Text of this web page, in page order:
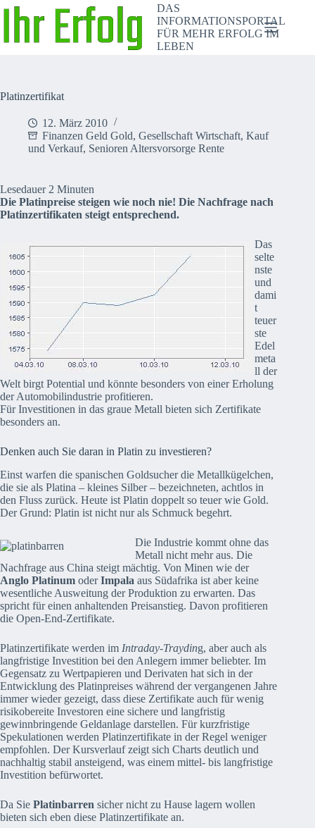
Zum
Inhalt
DAS
INFORMATIONSPORTAL
FÜR MEHR ERFOLG IM
LEBEN
Platinzertifikat
12. März 2010
Finanzen Geld Gold, Gesellschaft Wirtschaft, Kauf
und Verkauf, Senioren Altersvorsorge Rente
Lesedauer 2 Minuten
Die Platinpreise steigen wie noch nie! Die Nachfrage nach
Platinzertifikaten steigt entsprechend.
Das
selte
nste
und
dami
t
teuer
ste
Edel
meta
ll der
Welt birgt Potential und könnte besonders von einer Erholung
der Automobilindustrie profitieren.
Für Investitionen in das graue Metall bieten sich Zertifikate
besonders an.
Denken auch Sie daran in Platin zu investieren?
Einst warfen die spanischen Goldsucher die Metallkügelchen,
die sie als Platina – kleines Silber – bezeichneten, achtlos in
den Fluss zurück. Heute ist Platin doppelt so teuer wie Gold.
Der Grund: Platin ist nicht nur als Schmuck begehrt.
Die Industrie kommt ohne das
Metall nicht mehr aus. Die
Nachfrage aus China steigt mächtig. Von Minen wie der
Anglo Platinum oderImpala aus Südafrika ist aber keine
wesentliche Ausweitung der Produktion zu erwarten. Das
spricht für einen anhaltenden Preisanstieg. Davon profitieren
die Open-End-Zertifikate.
Platinzertifikate werden im Intraday-Trayding, aber auch als
langfristige Investition bei den Anlegern immer beliebter. Im
Gegensatz zu Wertpapieren und Derivaten hat sich in der
Entwicklung des Platinpreises während der vergangenen Jahre
immer wieder gezeigt, dass diese Zertifikate auch für wenig
risikobereite Investoren eine sichere und langfristig
gewinnbringende Geldanlage darstellen. Für kurzfristige
Spekulationen werden Platinzertifikate in der Regel weniger
empfohlen. Der Kursverlauf zeigt sich Charts deutlich und
nachhaltig stabil ansteigend, was einem mittel- bis langfristige
Investition befürwortet.
Da Sie Platinbarren sicher nicht zu Hause lagern wollen
bieten sich eben diese Platinzertifikate an.